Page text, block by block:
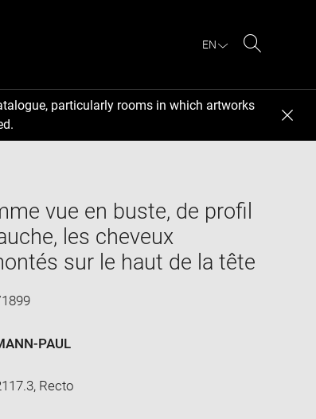
EN
particularly rooms in which artworks
vue en buste, de profil
les cheveux
sur le haut de la tête
PAUL
Recto